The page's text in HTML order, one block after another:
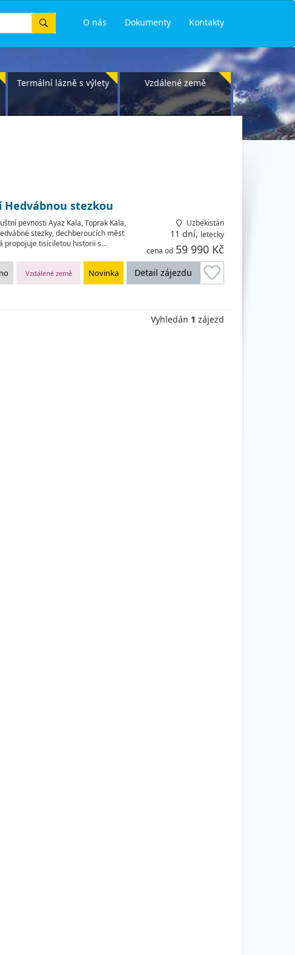
Kontakty
Dokumenty
O nás
Termální lázně s výlety Vzdálené země
stezkou
pevnosti Ayaz Kala, Toprak Kala,
stezky, dechberoucích měst
propojuje tisíciletou historii s…
Uzbekistán
11 dní, letecky
cena od 59 990 Kč
Detail zájezdu
Novinka
Vzdálené země
Vyhledán 1 zájezd